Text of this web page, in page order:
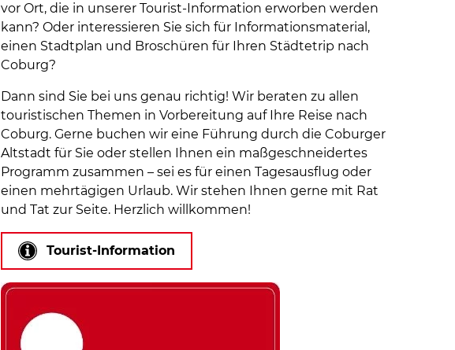
vor Ort, die in unserer Tourist-Information erworben werden
kann? Oder interessieren Sie sich für Informationsmaterial,
einen Stadtplan und Broschüren für Ihren Städtetrip nach
Coburg?
Dann sind Sie bei uns genau richtig! Wir beraten zu allen
touristischen Themen in Vorbereitung auf Ihre Reise nach
Coburg. Gerne buchen wir eine Führung durch die Coburger
Altstadt für Sie oder stellen Ihnen ein maßgeschneidertes
Programm zusammen – sei es für einen Tagesausflug oder
einen mehrtägigen Urlaub. Wir stehen Ihnen gerne mit Rat
und Tat zur Seite. Herzlich willkommen!
Tourist-Information